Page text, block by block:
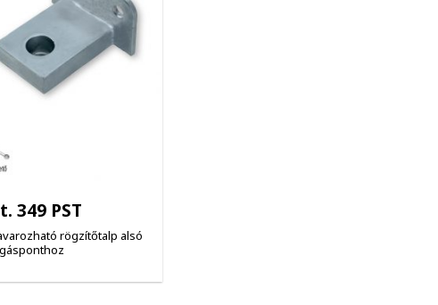
349 PST
rögzítőtalp alsó